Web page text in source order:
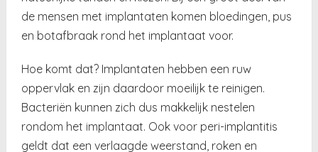
de mensen met implantaten komen bloedingen, pus
en botafbraak rond het implantaat voor.
Hoe komt dat? Implantaten hebben een ruw
oppervlak en zijn daardoor moeilijk te reinigen.
Bacteriën kunnen zich dus makkelijk nestelen
rondom het implantaat. Ook voor peri-implantitis
geldt dat een verlaagde weerstand, roken en